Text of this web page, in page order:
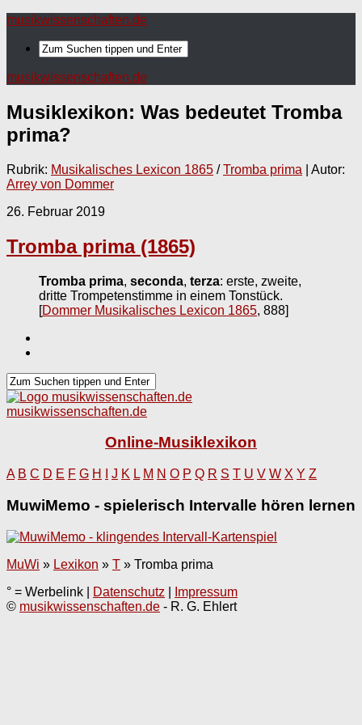
musikwissenschaften.de
musikwissenschaften.de
Musiklexikon: Was bedeutet Tromba
prima?
Rubrik: Musikalisches Lexicon 1865 /Tromba prima | Autor:
Arrey von Dommer
26. Februar 2019
Tromba prima (1865)
Tromba prima, seconda, terza: erste, zweite,
dritte Trompetenstimme in einem Tonstück.
[Dommer Musikalisches Lexicon 1865, 888]
musikwissenschaften.de
Online-Musiklexikon
A B C D E F G H J K L M N O P Q R S T U V W X Y Z
MuwiMemo - spielerisch Intervalle hören lernen
MuWi » Lexikon » T » Tromba prima
° = Werbelink |
Datenschutz
Impressum
© musikwissenschaften.de - R. G. Ehlert